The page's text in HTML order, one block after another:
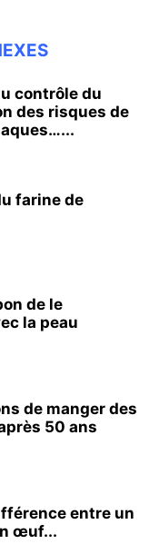
contrôle du
des risques de
farine de
de le
la peau
de manger des
50 ans
entre un
œuf...